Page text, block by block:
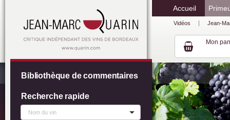
Accueil
Vidéos Jean-
Mon
Bibliothèque de commentaires
Recherche rapide